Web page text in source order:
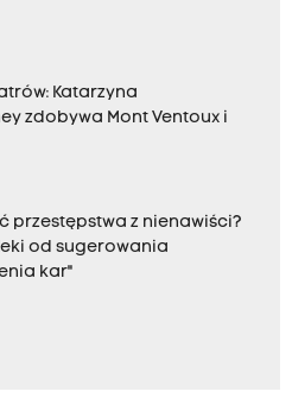
Katarzyna
zdobywa Mont Ventoux i
przestępstwa z nienawiści?
od sugerowania
kar"